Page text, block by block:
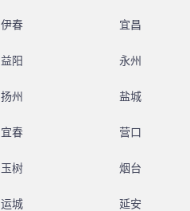
伊春 宜昌
益阳 永州
扬州 盐城
宜春 营口
玉树 烟台
运城 延安